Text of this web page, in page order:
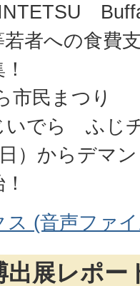
者への食費
市民まつり
いでら ふじ
）からデマ
ス (音声ファ
出展レポー